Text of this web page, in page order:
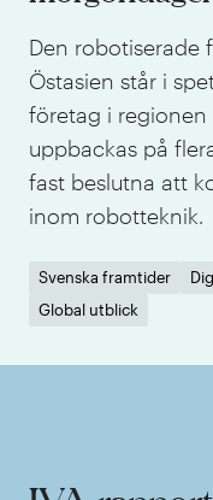
Den robotiserade
Östasien står i
företag i
uppbackas på
fast beslutna att
inom robotteknik.
Svenska framtider
Global utblick